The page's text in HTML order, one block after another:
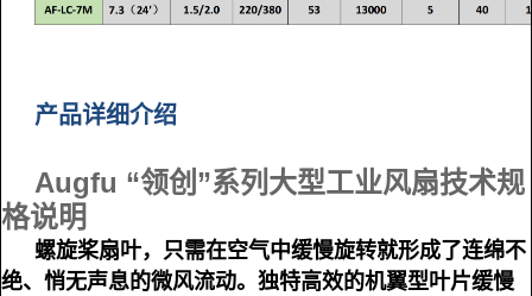
产品详细介绍
Augfu “领创”系列大型工业风扇技术规
格说明
螺旋桨扇叶，只需在空气中缓慢旋转就形成了连绵不
绝、悄无声息的微风流动。独特高效的机翼型叶片缓慢